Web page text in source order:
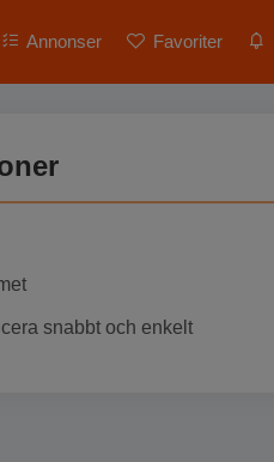
Annonser Favoriter
snabbt och enkelt